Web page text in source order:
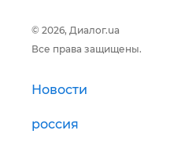
© 2026, Диалог.ua
Все права защищены.
Новости
россия